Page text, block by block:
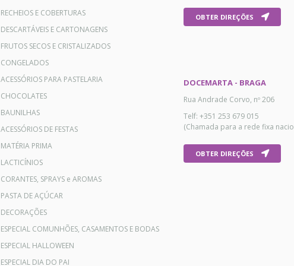
RECHEIOS E COBERTURAS
DESCARTÁVEIS E CARTONAGENS
FRUTOS SECOS E CRISTALIZADOS
CONGELADOS
ACESSÓRIOS PARA PASTELARIA
CHOCOLATES
BAUNILHAS
ACESSÓRIOS DE FESTAS
MATÉRIA PRIMA
LACTICÍNIOS
CORANTES, SPRAYS e AROMAS
PASTA DE AÇÚCAR
DECORAÇÕES
ESPECIAL COMUNHÕES, CASAMENTOS E BODAS
ESPECIAL HALLOWEEN
ESPECIAL DIA DO PAI
OBTER DIREÇÕES
DOCEMARTA - BRAGA
Rua Andrade Corvo, nº 206
Telf: +351 253 679 015
(Chamada para a rede fixa
OBTER DIREÇÕES